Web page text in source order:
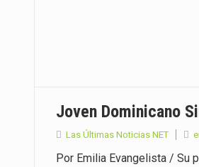
Joven Dominicano
Las Últimas Noticias NET
Por Emilia Evangelista / Su